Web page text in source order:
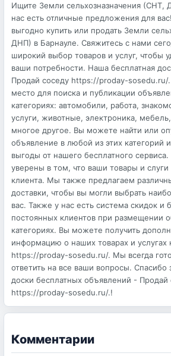
Ищите Земли сельхозназначения (СНТ,
нас есть отличные предложения для
выгодно купить или продать Земли
ДНП) в Барнауле. Свяжитесь с нами
широкий выбор товаров и услуг, чтобы
ваши потребности. Наша бесплатная
Продай соседу https://proday-sosedu.ru/
место для поиска и публикации
категориях: автомобили, работа,
услуги, животные, электроника,
многое другое. Вы можете найти или
объявление в любой из этих категорий
выгоды от нашего бесплатного
уверены в том, что ваши товары и слуги
клиента. Мы также предлагаем
доставки, чтобы вы могли выбрать
вас. Также у нас есть система скидок и
постоянных клиентов при размещении
категориях. Вы можете получить
информацию о наших товарах и услугах
https://proday-sosedu.ru/. Мы всегда
ответить на все ваши вопросы. Спасибо
доски бесплатных объявлений - Продай
https://proday-sosedu.ru/.!
Комментарии